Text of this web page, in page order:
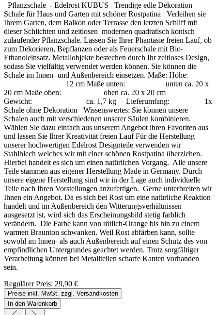
Pflanzschale - Edelrost KUBUS Trendige edle Dekoration
Schale für Haus und Garten mit schöner Rostpatina Verleihen sie
Ihrem Garten, dem Balkon oder Terrasse den letzten Schliff mit
dieser Schlichten und zeitlosen modernen quadratisch konisch
zulaufender Pflanzschale. Lassen Sie Ihrer Phantasie freien Lauf, ob
zum Dekorieren, Bepflanzen oder als Feuerschale mit Bio-
Ethanoleinsatz. Metallobjekte bestechen durch Ihr zeitloses Design,
sodass Sie vielfältig verwendet werden können. Sie können die
Schale im Innen- und Außenbereich einsetzen. Maße: Höhe:
12 cm Maße unten: unten ca. 20 x
20 cm Maße oben: oben ca. 20 x 20 cm
Gewicht: ca. 1,7 kg Lieferumfang: 1x
Schale ohne Dekoration Wissenswertes: Sie können unsere
Schalen auch mit verschiedenen unserer Säulen kombinieren.
Wählen Sie dazu einfach aus unserem Angebot ihren Favoriten aus
und lassen Sie Ihrer Kreativität freien Lauf Für die Herstellung
unserer hochwertigen Edelrost Designteile verwenden wir
Stahlblech welches wir mit einer schönen Rostpatina überziehen.
Hierbei handelt es sich um einen natürlichen Vorgang. Alle unsere
Teile stammen aus eigener Herstellung Made in Germany. Durch
unsere eigene Herstellung sind wir in der Lage auch individuelle
Teile nach Ihren Vorstellungen anzufertigen. Gerne unterbreiten wir
Ihnen ein Angebot. Da es sich bei Rost um eine natürliche Reaktion
handelt und im Außenbereich den Witterungsverhältnissen
ausgesetzt ist, wird sich das Erscheinungsbild stetig farblich
verändern. Die Farbe kann von rötlich-Orange bis hin zu einem
warmen Braunton schwanken. Weil Rost abfärben kann, sollte
sowohl im Innen- als auch Außenbereich auf einen Schutz des von
empfindlichen Untergrundes geachtet werden. Trotz sorgfältiger
Verarbeitung können bei Metallteilen scharfe Kanten vorhanden
sein.
Regulärer Preis: 29,90 €
Preise inkl. MwSt. zzgl. Versandkosten
In den Warenkorb